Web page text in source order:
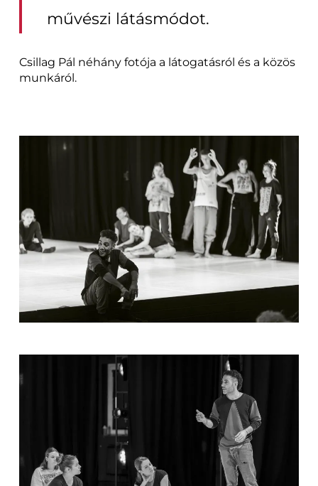
művészi látásmódot.
Csillag Pál néhány fotója a látogatásról és a közös
munkáról.